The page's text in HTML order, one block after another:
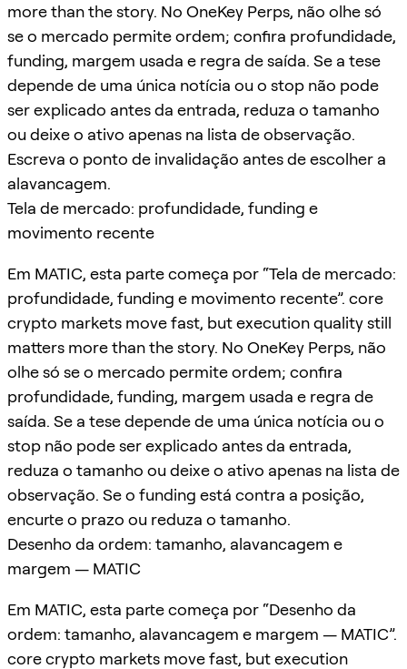
more than the story. No OneKey Perps, não olhe só
se o mercado permite ordem; confira profundidade,
funding, margem usada e regra de saída. Se a tese
depende de uma única notícia ou o stop não pode
ser explicado antes da entrada, reduza o tamanho
ou deixe o ativo apenas na lista de observação.
Escreva o ponto de invalidação antes de escolher a
alavancagem.
Tela de mercado: profundidade, funding e
movimento recente
Em MATIC, esta parte começa por “Tela de mercado:
profundidade, funding e movimento recente”. core
crypto markets move fast, but execution quality still
matters more than the story. No OneKey Perps, não
olhe só se o mercado permite ordem; confira
profundidade, funding, margem usada e regra de
saída. Se a tese depende de uma única notícia ou o
stop não pode ser explicado antes da entrada,
reduza o tamanho ou deixe o ativo apenas na lista de
observação. Se o funding está contra a posição,
encurte o prazo ou reduza o tamanho.
Desenho da ordem: tamanho, alavancagem e
margem — MATIC
Em MATIC, esta parte começa por “Desenho da
ordem: tamanho, alavancagem e margem — MATIC”.
core crypto markets move fast, but execution